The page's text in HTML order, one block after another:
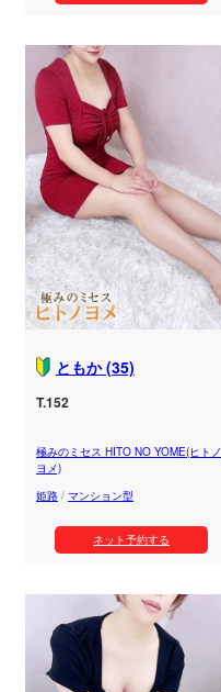
ともか (35)
T.152
極みのミセス HITO NO YOME(ヒトノ
ヨメ)
姫路 / マンション型
ネット予約する